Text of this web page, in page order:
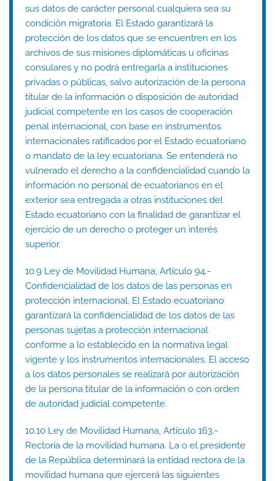
sus datos de carácter personal cualquiera sea su
condición migratoria. El Estado garantizará la
protección de los datos que se encuentren en los
archivos de sus misiones diplomáticas u oficinas
consulares y no podrá entregarla a instituciones
privadas o públicas, salvo autorización de la persona
titular de la información o disposición de autoridad
judicial competente en los casos de cooperación
penal internacional, con base en instrumentos
internacionales ratificados por el Estado ecuatoriano
o mandato de la ley ecuatoriana. Se entenderá no
vulnerado el derecho a la confidencialidad cuando la
información no personal de ecuatorianos en el
exterior sea entregada a otras instituciones del
Estado ecuatoriano con la finalidad de garantizar el
ejercicio de un derecho o proteger un interés
superior.
10.9 Ley de Movilidad Humana, Artículo 94.-
Confidencialidad de los datos de las personas en
protección internacional. El Estado ecuatoriano
garantizará la confidencialidad de los datos de las
personas sujetas a protección internacional
conforme a lo establecido en la normativa legal
vigente y los instrumentos internacionales. El acceso
a los datos personales se realizará por autorización
de la persona titular de la información o con orden
de autoridad judicial competente.
10.10 Ley de Movilidad Humana, Artículo 163.-
Rectoría de la movilidad humana. La o el presidente
de la República determinará la entidad rectora de la
movilidad humana que ejercerá las siguientes